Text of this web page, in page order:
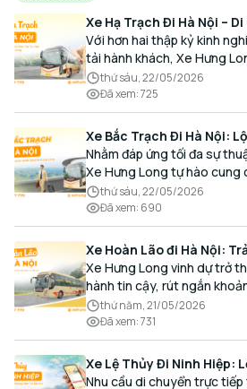
Xe Hạ Trạch Đi Hà Nội –
Tận Nơi Cùng Xe Hưng
Với hơn hai thập kỷ kinh
tải hành khách, Xe Hưng
cho Quý Khách một hành
thoải mái và đúng giờ.
thứ sáu, 22/05/2026
Đã xem:725
Xe Bắc Trạch Đi Hà Nội:
Hành Cùng Xe Hưng Long
Nhằm đáp ứng tối đa sự
Xe Hưng Long tự hào cung
lượng cao, an toàn với lịch
thứ sáu, 22/05/2026
Đã xem: 690
Xe Hoàn Lão đi Hà Nội:
Cao cấp, Đón trả Tận nơi
Xe Hưng Long vinh dự trở
hành tin cậy, rút ngắn
và Thủ đô bằng chất lượng
thứ năm, 21/05/2026
Đã xem:731
Xe Lệ Thủy Đi Ninh Hiệp:
Đón Trả Tận Nơi
Nhu cầu di chuyển trực